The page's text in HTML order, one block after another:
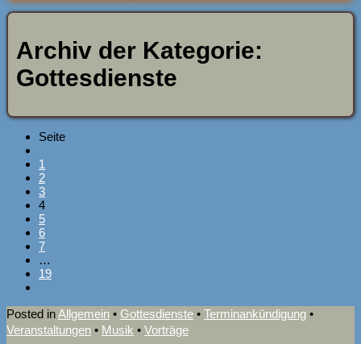
Archiv der Kategorie:
Gottesdienste
Seite
1
2
3
4
5
6
7
…
19
Posted inAllgemein • Gottesdienste • Terminankündigung •
Veranstaltungen • Musik • Vorträge